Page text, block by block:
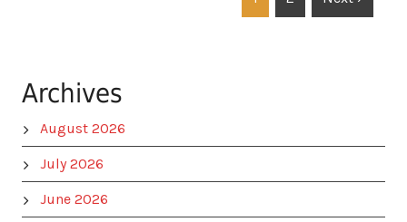
Archives
August 2026
July 2026
June 2026